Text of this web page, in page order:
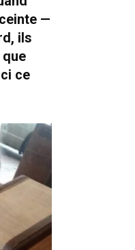
—
ils
que
ce